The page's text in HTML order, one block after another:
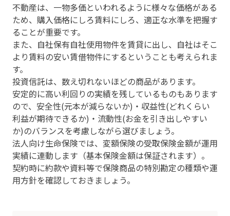
不動産は、一物多価といわれるように様々な価格がある
ため、購入価格にしろ賃料にしろ、適正な水準を把握す
ることが重要です。
また、自社保有自社使用物件を賃貸に出し、自社はそこ
より賃料の安い賃借物件にするということも考えられま
す。
投資信託は、数え切れないほどの商品があります。
安定的に高い利回りの実績を残しているものもあります
ので、安全性(元本が減らないか)・収益性(どれくらい
利益が期待できるか)・流動性(お金を引き出しやすい
か)のバランスを考慮しながら選びましょう。
法人向け生命保険では、変額保険の受取保険金額が運用
実績に連動します（基本保険金額は保証されます）。
契約時に約款や資料等で保険商品の特別勘定の種類や運
用方針を確認しておきましょう。